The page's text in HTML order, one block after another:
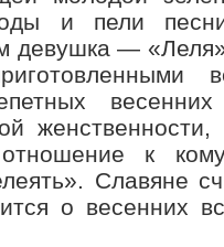
и пели
девушка —
к
Славяне
о весенних